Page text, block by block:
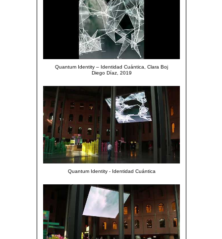
Quantum Identity – Identidad Cuántica, Clara Boj
Diego Díaz, 2019
Quantum Identity - Identidad Cuántica